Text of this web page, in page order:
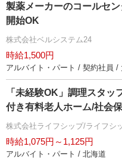
製薬メーカーのコールセ
開始OK
株式会社ベルシステム24
時給1,500円
アルバイト・パート / 契約社員 /
「未経験OK」調理スタッ
付き有料老人ホーム/社会
株式会社ライフシップ/ライフシ
時給1,075円～1,125円
アルバイト・パート / 北海道